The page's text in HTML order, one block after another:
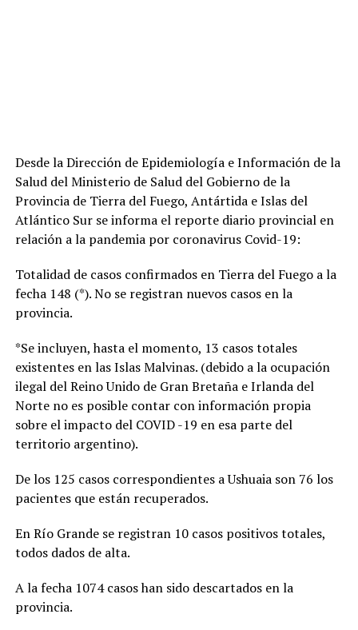
Desde la Dirección de Epidemiología e Información de la
Salud del Ministerio de Salud del Gobierno de la
Provincia de Tierra del Fuego, Antártida e Islas del
Atlántico Sur se informa el reporte diario provincial en
relación a la pandemia por coronavirus Covid-19:
Totalidad de casos confirmados en Tierra del Fuego a la
fecha 148 (*). No se registran nuevos casos en la
provincia.
*Se incluyen, hasta el momento, 13 casos totales
existentes en las Islas Malvinas. (debido a la ocupación
ilegal del Reino Unido de Gran Bretaña e Irlanda del
Norte no es posible contar con información propia
sobre el impacto del COVID -19 en esa parte del
territorio argentino).
De los 125 casos correspondientes a Ushuaia son 76 los
pacientes que están recuperados.
En Río Grande se registran 10 casos positivos totales,
todos dados de alta.
A la fecha 1074 casos han sido descartados en la
provincia.